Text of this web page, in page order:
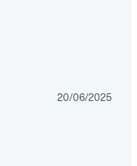
20/06/2025